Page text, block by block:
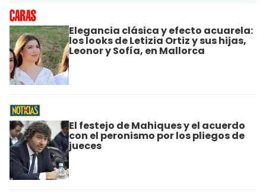
Elegancia clásica y efecto acuarela:
los looks de Letizia Ortiz y sus hijas,
Leonor y Sofía, en Mallorca
El festejo de Mahiques y el acuerdo
con el peronismo por los pliegos de
jueces